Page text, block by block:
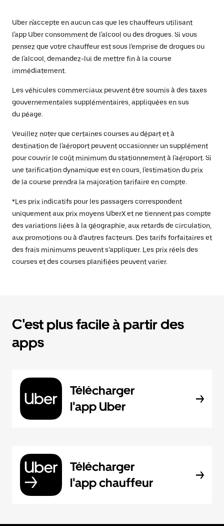
Uber n'accepte en aucun cas que les chauffeurs utilisant
l'app Uber consomment de l'alcool ou des drogues. Si vous
pensez que votre chauffeur est sous l'emprise de drogues ou
de l'alcool, demandez-lui de mettre fin à la course
immédiatement.
Les véhicules commerciaux peuvent être soumis à des taxes
gouvernementales supplémentaires, appliquées en sus
du péage.
Veuillez noter que certaines courses au départ et à
destination de l'aéroport peuvent occasionner un supplément
pour couvrir le coût minimum du stationnement à l'aéroport. Si
une tarification dynamique est en cours, l'estimation du prix
de la course prendra la majoration tarifaire en compte.
*Les prix indicatifs pour les passagers correspondent
uniquement aux prix moyens UberX et ne tiennent pas compte
des variations liées à la géographie, aux retards de circulation,
aux promotions ou à d’autres facteurs. Des tarifs forfaitaires et
des frais minimums peuvent s’appliquer. Les prix réels des
courses et des courses planifiées peuvent varier.
C'est plus facile à partir des
apps
Télécharger
l'app Uber
Télécharger
l'app chauffeur